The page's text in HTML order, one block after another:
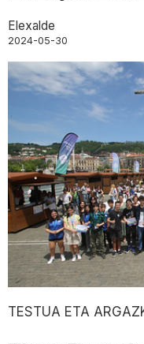
Elexalde
2024-05-30
TESTUA ETA